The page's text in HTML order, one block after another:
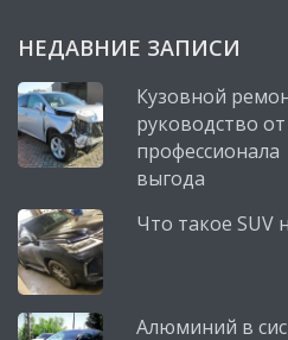
НЕДАВНИЕ ЗАПИСИ
Кузовной
руководство
выгода
Что такое SUV
Алюминий в